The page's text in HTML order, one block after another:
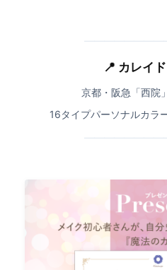
📍 カレイ
京都・阪急「西院
16タイプパーソナルカラ